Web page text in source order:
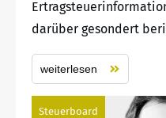
darüber gesondert
weiterlesen
Steuerboard